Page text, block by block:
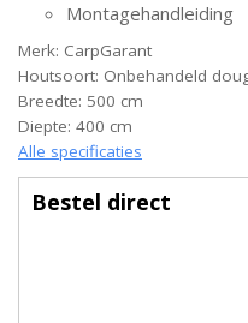
Montagehandleiding
Merk: CarpGarant
Houtsoort: Onbehandeld
Breedte: 500 cm
Diepte: 400 cm
Alle specificaties
Bestel direct